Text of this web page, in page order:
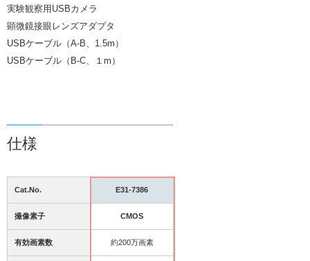
実験観察用USBカメラ
顕微鏡接眼レンズアダプタ
USBケーブル（A-B、1.5m）
USBケーブル（B-C、１m）
仕様
Cat.No. E31-7386
撮像素子 CMOS
有効画素数 約200万画素